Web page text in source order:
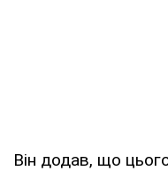
Він додав, що